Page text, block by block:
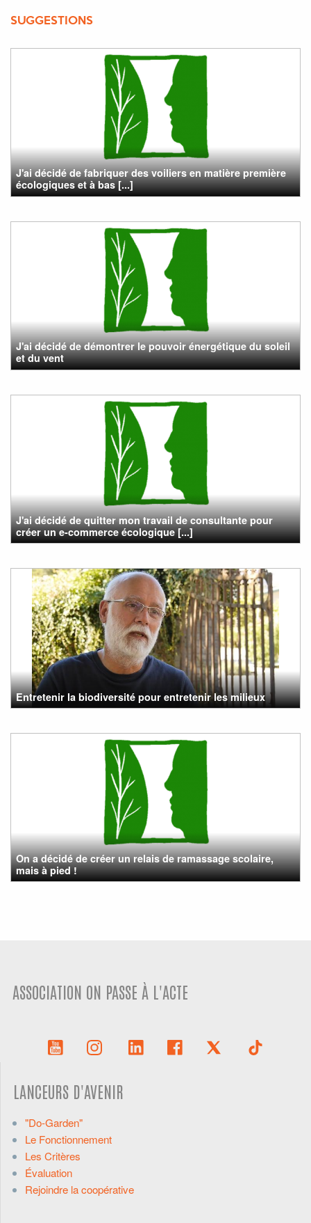
SUGGESTIONS
J'ai décidé de fabriquer des voiliers en matière première
écologiques et à bas [...]
J'ai décidé de démontrer le pouvoir énergétique du soleil
et du vent
J'ai décidé de quitter mon travail de consultante pour
créer un e-commerce écologique [...]
Entretenir la biodiversité pour entretenir les milieux
On a décidé de créer un relais de ramassage scolaire,
mais à pied !
ASSOCIATION ON PASSE À L'ACTE
LANCEURS D'AVENIR
"Do-Garden"
Le Fonctionnement
Les Critères
Évaluation
Rejoindre la coopérative